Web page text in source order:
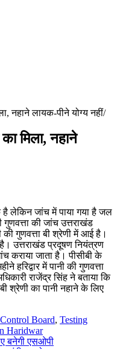
नहाने लायक-पीने योग्य नहीं
का मिला, नहाने
है लेकिन जांच में पाया गया है जल
की जांच उत्तराखंड
गुणवत्ता बी श्रेणी में आई है।
है। उत्तराखंड प्रदूषण नियंत्रण
कराया जाता है। पीसीबी के
हरिद्वार में पानी की गुणवत्ता
राजेंद्र सिंह ने बताया कि
श्रेणी का पानी नहाने के लिए
Control Board, Testing
Haridwar
बनेगी एसओपी